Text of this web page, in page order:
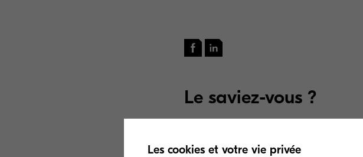
Le saviez-vous ?
édité par Kyocera, est compatible
Les cookies et votre vie privée